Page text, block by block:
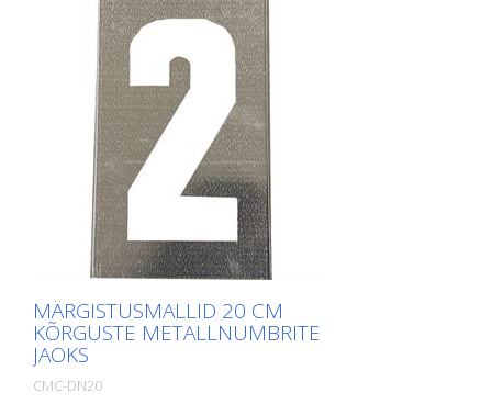
MÄRGISTUSMALLID 20 CM
KÕRGUSTE METALLNUMBRITE
JAOKS
CMC-DN20